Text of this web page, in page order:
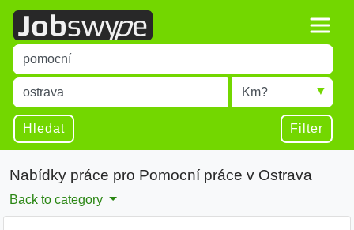
Title
Type 1 or more characters for results.
Místo
Type 1 or more characters for results.
Radius
Hledat Filter
Nabídky práce pro Pomocní práce v Ostrava
Back to category